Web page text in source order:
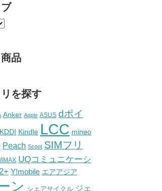
品
を探す
Anker Apple ASUS dポイ
KDDI Kindle LCC mineo
Peach Scoot SIMフリ
UQコミュニケーシ
Y!mobile エアアジア
ン シェアサイクル ジェ